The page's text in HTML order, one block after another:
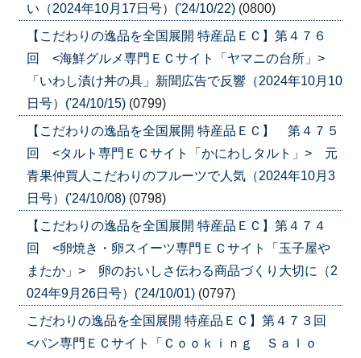
い（2024年10月17日号）('24/10/22) (0800)
【こだわりの逸品を全国展開 特産品ＥＣ】第４７６
回 <海鮮グルメ専門ＥＣサイト「ヤマニの台所」>
「いわし漬け丼の具」新聞広告で反響（2024年10月10
日号）('24/10/15) (0799)
【こだわりの逸品を全国展開 特産品ＥＣ】 第４７５
回 <タルト専門ＥＣサイト「かにわしタルト」> 元
青果仲買人こだわりのフルーツで人気（2024年10月3
日号）('24/10/08) (0798)
【こだわりの逸品を全国展開 特産品ＥＣ】第４７４
回 <卵焼き・卵スイーツ専門ＥＣサイト「玉子屋や
またか」> 卵のおいしさ伝わる商品づくり大切に（2
024年9月26日号）('24/10/01) (0797)
こだわりの逸品を全国展開 特産品ＥＣ】第４７３回
<パン専門ＥＣサイト「Ｃｏｏｋｉｎｇ Ｓａｌｏ